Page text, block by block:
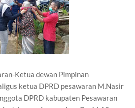
Ketua dewan Pimpinan
ketua DPRD pesawaran M.Nasir
DPRD kabupaten Pesawaran